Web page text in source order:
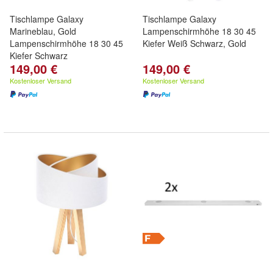
Tischlampe Galaxy
Marineblau, Gold
Lampenschirmhöhe 18 30 45
Kiefer Schwarz
149,00 €
Kostenloser Versand
Tischlampe Galaxy
Lampenschirmhöhe 18 30 45
Kiefer Weiß Schwarz, Gold
149,00 €
Kostenloser Versand